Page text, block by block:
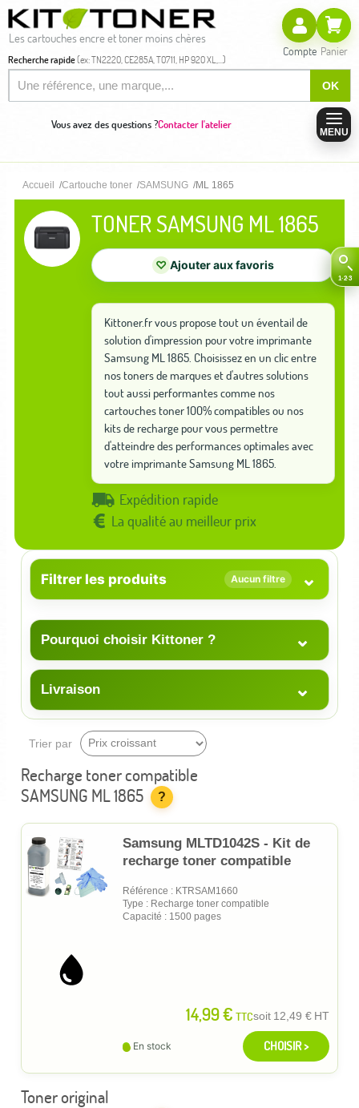
Les cartouches encre et toner moins chères
Recherche rapide(ex: TN2220, CE285A, T0711, HP 920 XL,...)
OK
Compte Panier
Vous avez des questions ?Contacter l'atelier
MENU
Accueil Cartouche toner SAMSUNG ML 1865
TONER SAMSUNG ML 1865
♡ Ajouter aux favoris
Kittoner.fr vous propose tout un éventail de
solution d'impression pour votre imprimante
Samsung ML 1865. Choisissez en un clic entre
nos toners de marques et d'autres solutions
tout aussi performantes comme nos
cartouches toner 100% compatibles ou nos
kits de recharge pour vous permettre
d'atteindre des performances optimales avec
votre imprimante Samsung ML 1865.
Expédition rapide
La qualité au meilleur prix
Filtrer les produits Aucun filtre ⌄
Pourquoi choisir Kittoner ? ⌄
Livraison ⌄
Trier par
Recharge toner compatible
SAMSUNG ML 1865
?
Samsung MLTD1042S - Kit de
recharge toner compatible
Référence : KTRSAM1660
Type : Recharge toner compatible
Capacité : 1500 pages
14,99 € TTCsoit 12,49 € HT
En stock CHOISIR >
Toner original